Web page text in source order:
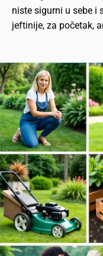
niste sigurni u sebe i
jeftinije, za početak,